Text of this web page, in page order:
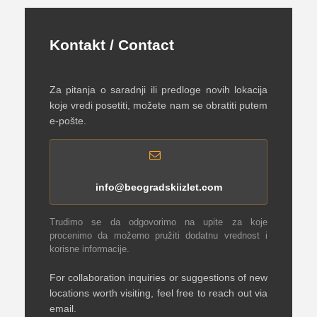
Kontakt / Contact
Za pitanja o saradnji ili predloge novih lokacija
koje vredi posetiti, možete nam se obratiti putem
e-pošte.
info@beogradskiizlet.com
Trudimo se da odgovorimo na upite za koje
procenimo da možemo pružiti dodatnu vrednost i
korisne informacije.
For collaboration inquiries or suggestions of new
locations worth visiting, feel free to reach out via
email.